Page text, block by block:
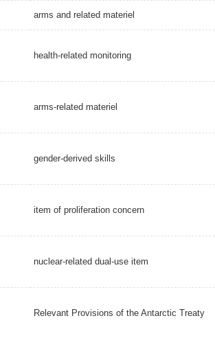
arms and related materiel
health-related monitoring
arms-related materiel
gender-derived skills
item of proliferation concern
nuclear-related dual-use item
Relevant Provisions of the Antarctic Treaty